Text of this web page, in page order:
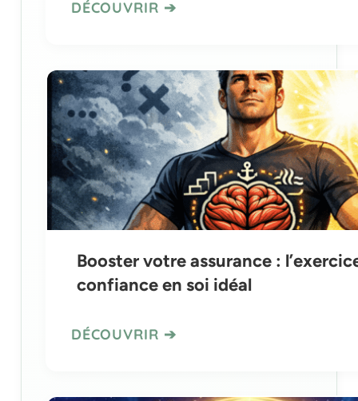
Booster votre assurance :
confiance en soi idéal